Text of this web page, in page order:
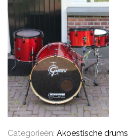
ORCHESTRA EN MARCHING
CYMBALS
PERCUSSIE
Categorieën: Akoestische drums